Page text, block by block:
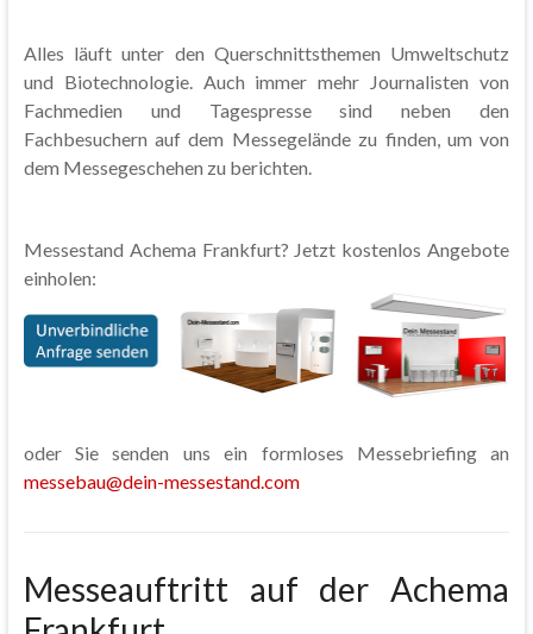
Alles läuft unter den Querschnittsthemen Umweltschutz
und Biotechnologie. Auch immer mehr Journalisten von
Fachmedien und Tagespresse sind neben den
Fachbesuchern auf dem Messegelände zu finden, um von
dem Messegeschehen zu berichten.
Messestand Achema Frankfurt? Jetzt kostenlos Angebote
einholen:
oder Sie senden uns ein formloses Messebriefing an
messebau@dein-messestand.com
Messeauftritt auf der Achema